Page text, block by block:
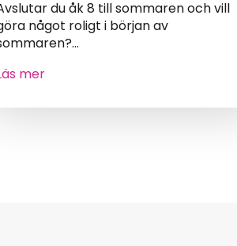
du åk 8 till sommaren och vill
något roligt i början av
mer